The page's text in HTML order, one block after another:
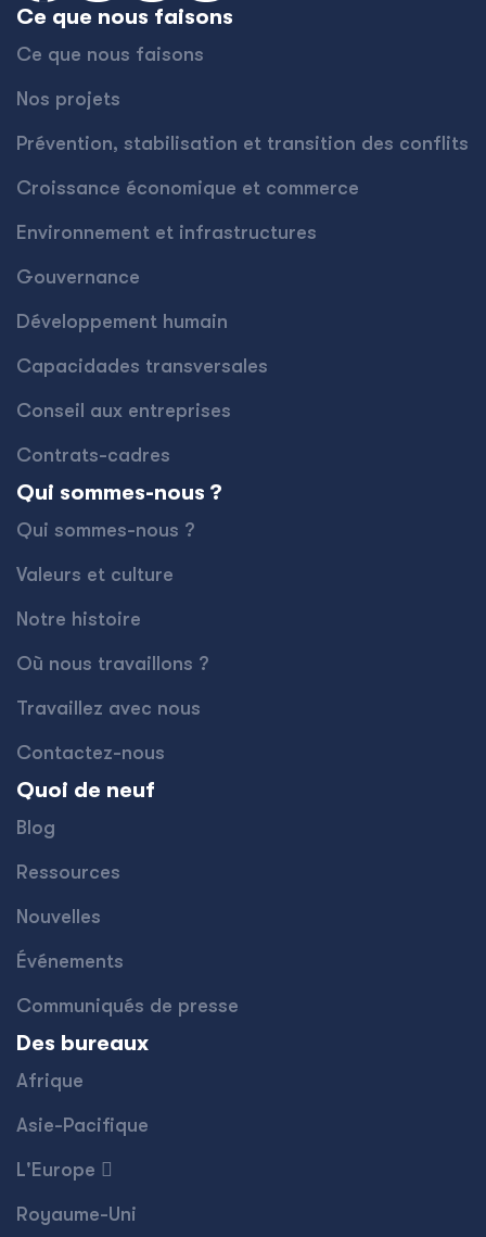
Ce que nous faisons
Ce que nous faisons
Nos projets
Prévention, stabilisation et transition des conflits
Croissance économique et commerce
Environnement et infrastructures
Gouvernance
Développement humain
Capacidades transversales
Conseil aux entreprises
Contrats-cadres
Qui sommes-nous ?
Qui sommes-nous ?
Valeurs et culture
Notre histoire
Où nous travaillons ?
Travaillez avec nous
Contactez-nous
Quoi de neuf
Blog
Ressources
Nouvelles
Événements
Communiqués de presse
Des bureaux
Afrique
Asie-Pacifique
L'Europe 
Royaume-Uni